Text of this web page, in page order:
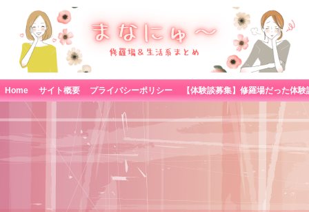
Home サイト概要 プライバシーポリシー